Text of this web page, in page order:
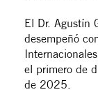
El Dr. Agustín
desempeñó
el primero de
de 2025.